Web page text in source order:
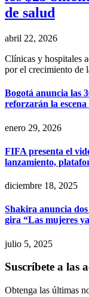
de salud
abril 22, 2026
Clínicas y hospitales
por el crecimiento
Bogotá anuncia las
reforzarán la escena
enero 29, 2026
FIFA presenta el
lanzamiento,
diciembre 18, 2025
Shakira anuncia
gira “Las mujeres
julio 5, 2025
Suscríbete a las
Obtenga las últimas